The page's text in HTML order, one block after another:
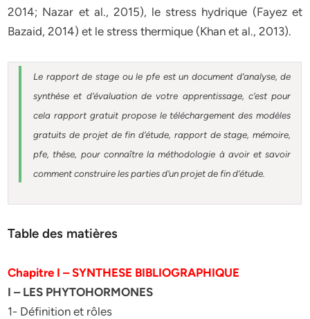
2014; Nazar et al., 2015), le stress hydrique (Fayez et
Bazaid, 2014) et le stress thermique (Khan et al., 2013).
Le rapport de stage ou le pfe est un document d’analyse, de
synthèse et d’évaluation de votre apprentissage, c’est pour
cela rapport gratuit propose le téléchargement des modèles
gratuits de projet de fin d’étude, rapport de stage, mémoire,
pfe, thèse, pour connaître la méthodologie à avoir et savoir
comment construire les parties d’un projet de fin d’étude
Table des matières
Chapitre I – SYNTHESE BIBLIOGRAPHIQUE
I – LES PHYTOHORMONES
1- Définition et rôles